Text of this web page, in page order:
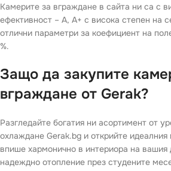
Камерите за вграждане в сайта ни са с
ефективност – А, А+ с висока степен на
отлични параметри за коефициент на
%.
Защо да закупите
вграждане от Gerak?
Разгледайте богатия ни асортимент от
охлаждане Gerak.bg и открийте
впише хармонично в интериора на
надеждно отопление през студените